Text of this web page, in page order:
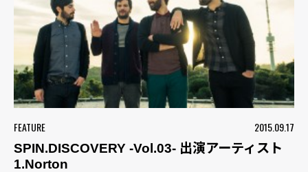
FEATURE
2015.09.17
SPIN.DISCOVERY -Vol.03- 出演アーティスト
1.Norton